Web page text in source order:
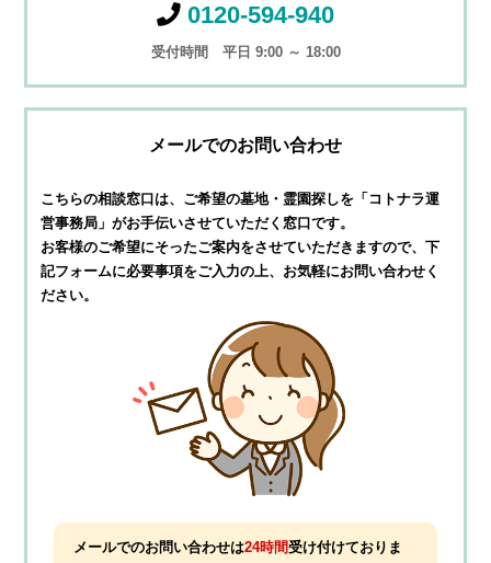
0120-594-940
受付時間 平日 9:00 ～ 18:00
メールでのお問い合わせ
こちらの相談窓口は、ご希望の墓地・霊園探しを 「コトナラ運
営事務局」がお手伝いさせていただく窓口です。
お客様のご希望にそったご案内をさせていただきますので、下
記フォームに必要事項をご入力の上、お気軽にお問い合わせく
ださい。
メールでのお問い合わせは24時間受け付けておりま